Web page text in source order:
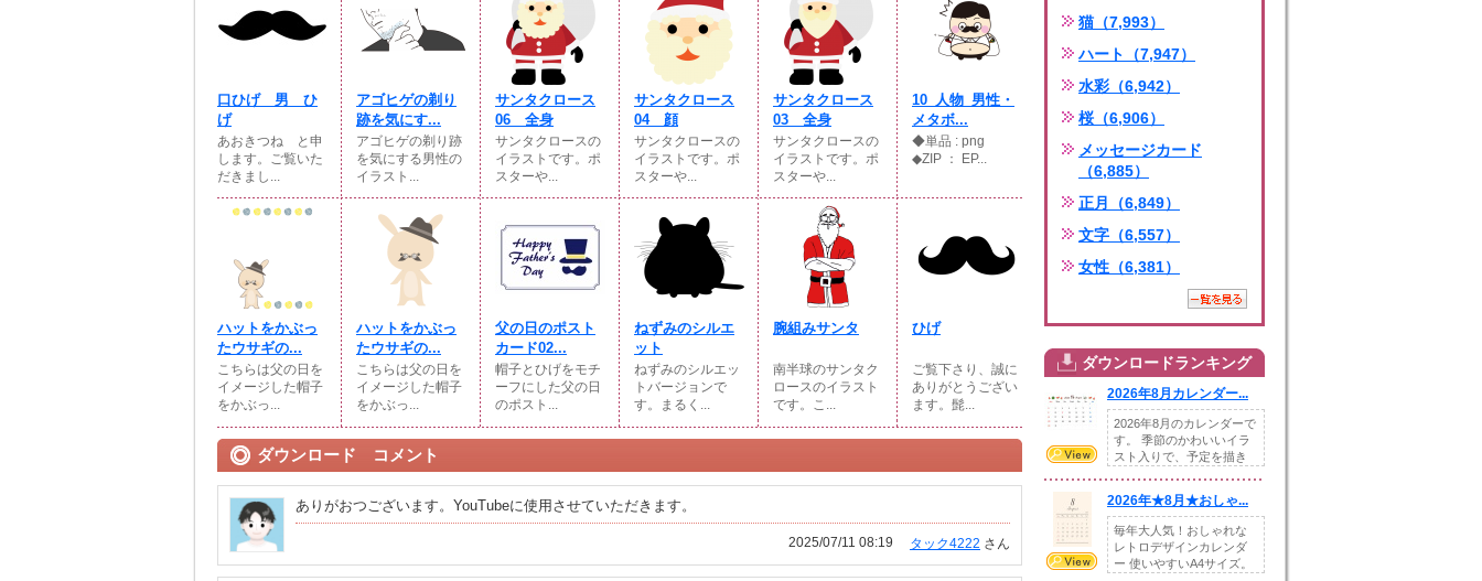
口ひげ 男 ひ
げ
あおきつね と申
します。ご覧いた
だきまし...
アゴヒゲの剃り
跡を気にす...
アゴヒゲの剃り跡
を気にする男性の
イラスト...
サンタクロース
06 全身
サンタクロースの
イラストです。ポ
スターや...
サンタクロース
04 顔
サンタクロースの
イラストです。ポ
スターや...
サンタクロース
03 全身
サンタクロースの
イラストです。ポ
スターや...
10_人物_男性・
メタボ...
◆単品 : png
◆ZIP ： EP...
ハットをかぶっ
たウサギの...
こちらは父の日を
イメージした帽子
をかぶっ...
ハットをかぶっ
たウサギの...
こちらは父の日を
イメージした帽子
をかぶっ...
父の日のポスト
カード02...
帽子とひげをモチ
ーフにした父の日
のポスト...
ねずみのシルエ
ット
ねずみのシルエッ
トバージョンで
す。まるく...
腕組みサンタ
南半球のサンタク
ロースのイラスト
です。こ...
ひげ
ご覧下さり、誠に
ありがとうござい
ます。髭...
ダウンロード コメント
ありがおつございます。YouTubeに使用させていただきます。
タック4222 さん
2025/07/11 08:19
猫（7,993）
ハート（7,947）
水彩（6,942）
桜（6,906）
メッセージカード
（6,885）
正月（6,849）
文字（6,557）
女性（6,381）
ダウンロードランキング
2026年8月カレンダー...
2026年8月のカレンダーで
す。 季節のかわいいイラ
スト入りで、予定を描き
2026年★8月★おしゃ...
毎年大人気！おしゃれな
レトロデザインカレンダ
ー 使いやすいA4サイズ。